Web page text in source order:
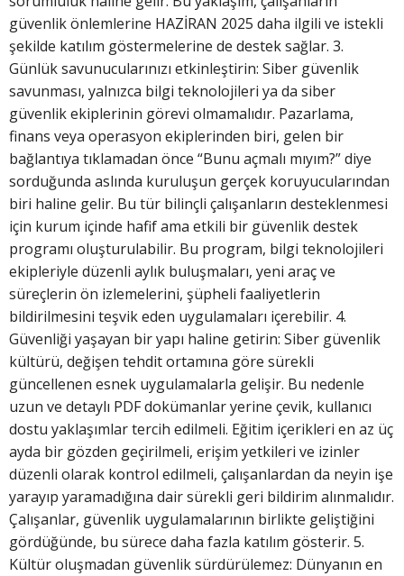
güvenlik önlemlerine HAZİRAN 2025 daha ilgili ve istekli
şekilde katılım göstermelerine de destek sağlar. 3.
Günlük savunucularınızı etkinleştirin: Siber güvenlik
savunması, yalnızca bilgi teknolojileri ya da siber
güvenlik ekiplerinin görevi olmamalıdır. Pazarlama,
finans veya operasyon ekiplerinden biri, gelen bir
bağlantıya tıklamadan önce “Bunu açmalı mıyım?” diye
sorduğunda aslında kuruluşun gerçek koruyucularından
biri haline gelir. Bu tür bilinçli çalışanların desteklenmesi
için kurum içinde hafif ama etkili bir güvenlik destek
programı oluşturulabilir. Bu program, bilgi teknolojileri
ekipleriyle düzenli aylık buluşmaları, yeni araç ve
süreçlerin ön izlemelerini, şüpheli faaliyetlerin
bildirilmesini teşvik eden uygulamaları içerebilir. 4.
Güvenliği yaşayan bir yapı haline getirin: Siber güvenlik
kültürü, değişen tehdit ortamına göre sürekli
güncellenen esnek uygulamalarla gelişir. Bu nedenle
uzun ve detaylı PDF dokümanlar yerine çevik, kullanıcı
dostu yaklaşımlar tercih edilmeli. Eğitim içerikleri en az üç
ayda bir gözden geçirilmeli, erişim yetkileri ve izinler
düzenli olarak kontrol edilmeli, çalışanlardan da neyin işe
yarayıp yaramadığına dair sürekli geri bildirim alınmalıdır.
Çalışanlar, güvenlik uygulamalarının birlikte geliştiğini
gördüğünde, bu sürece daha fazla katılım gösterir. 5.
Kültür oluşmadan güvenlik sürdürülemez: Dünyanın en